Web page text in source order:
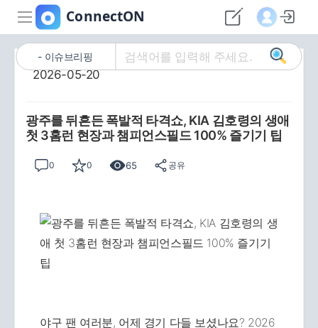
이슈브리핑
2026-05-20
광주를 뒤흔든 폭발적 타격쇼, KIA 김호령의 생애
첫 3홈런 현장과 챔피언스필드 100% 즐기기 팁
0 0 65 공유
야구 팬 여러분, 어제 경기 다들 보셨나요? 2026